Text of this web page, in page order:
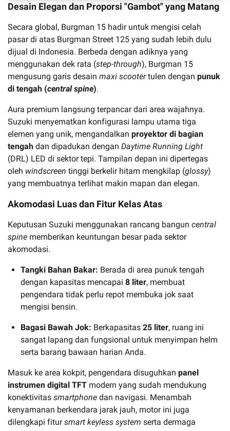
Desain Elegan dan Proporsi "Gambot" yang Matang
Secara global, Burgman 15 hadir untuk mengisi celah
pasar di atas Burgman Street 125 yang sudah lebih dulu
dijual di Indonesia. Berbeda dengan adiknya yang
menggunakan dek rata (step-through), Burgman 15
mengusung garis desain maxi scootertulen dengan punuk
di tengah (central spine).
Aura premium langsung terpancar dari area wajahnya.
Suzuki menyematkan konfigurasi lampu utama tiga
elemen yang unik, mengandalkan proyektor di bagian
tengah dan dipadukan dengan Daytime Running Light
(DRL) LED di sektor tepi. Tampilan depan ini dipertegas
oleh windscreen tinggi berkelir hitam mengkilap (glossy)
yang membuatnya terlihat makin mapan dan elegan.
Akomodasi Luas dan Fitur Kelas Atas
Keputusan Suzuki menggunakan rancang bangun central
spine memberikan keuntungan besar pada sektor
akomodasi.
Tangki Bahan Bakar: Berada di area punuk tengah
dengan kapasitas mencapai 8 liter, membuat
pengendara tidak perlu repot membuka jok saat
mengisi bensin.
Bagasi Bawah Jok: Berkapasitas 25 liter, ruang ini
sangat lapang dan fungsional untuk menyimpan helm
serta barang bawaan harian Anda.
Masuk ke area kokpit, pengendara disuguhkan panel
instrumen digital TFT modern yang sudah mendukung
konektivitas smartphone dan navigasi. Menambah
kenyamanan berkendara jarak jauh, motor ini juga
dilengkapi fitursmart keyless system serta dermaga